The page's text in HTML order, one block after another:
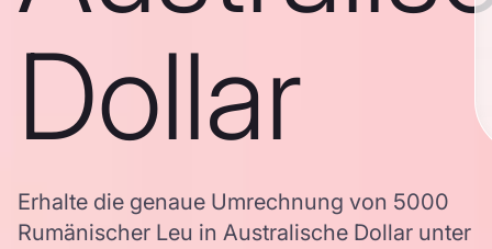
Dollar
Erhalte die genaue Umrechnung von 5000
Rumänischer Leu in Australische Dollar unter